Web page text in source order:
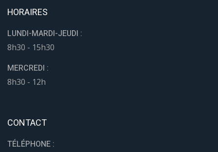
HORAIRES
LUNDI-MARDI-JEUDI :
8h30 - 15h30
MERCREDI :
8h30 - 12h
CONTACT
TÉLÉPHONE :